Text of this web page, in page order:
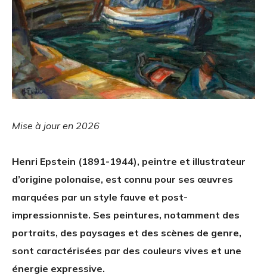
Mise à jour en 2026
Henri Epstein (1891-1944), peintre et illustrateur
d’origine polonaise, est connu pour ses œuvres
marquées par un style fauve et post-
impressionniste. Ses peintures, notamment des
portraits, des paysages et des scènes de genre,
sont caractérisées par des couleurs vives et une
énergie expressive.